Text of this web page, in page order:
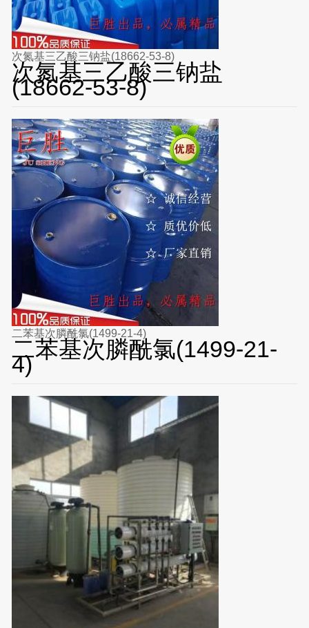
次氮基三乙酸三钠盐(18662-53-8)
次氮基三乙酸三钠盐
(18662-53-8)
二苯基次膦酰氯(1499-21-4)
二苯基次膦酰氯(1499-21-
4)